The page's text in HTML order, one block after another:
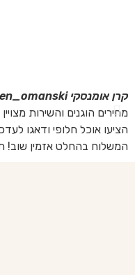
קרן אומנסקי
מחירים הוגנים והשירות
המשלוח בהחלט אזמין שוב!